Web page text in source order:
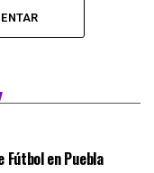
Fútbol en Puebla